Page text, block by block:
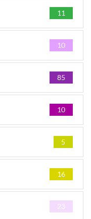
11
10
85
10
5
16
23